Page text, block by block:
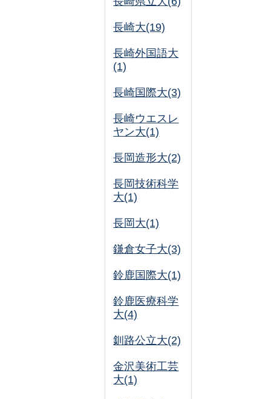
長崎大(19)
長崎外国語大
(1)
長崎国際大(3)
長崎ウエスレ
ヤン大(1)
長岡造形大(2)
長岡技術科学
大(1)
長岡大(1)
鎌倉女子大(3)
鈴鹿国際大(1)
鈴鹿医療科学
大(4)
釧路公立大(2)
金沢美術工芸
大(1)